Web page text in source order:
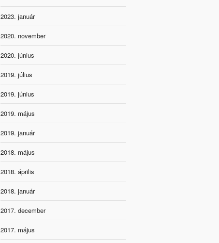
2023. január
2020. november
2020. június
2019. július
2019. június
2019. május
2019. január
2018. május
2018. április
2018. január
2017. december
2017. május